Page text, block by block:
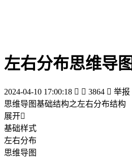
左右分布思维导图
2024-04-10 17:00:18   3864  举报
思维导图基础结构之左右分布结构
展开
基础样式
左右分布
思维导图